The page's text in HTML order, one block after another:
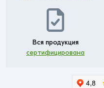
Вся продукция
сертифицирована